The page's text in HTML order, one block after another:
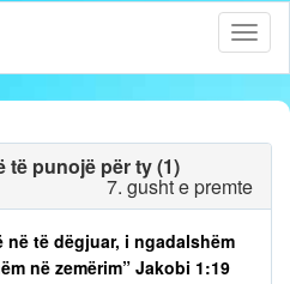
të punojë për ty (1)
7. gusht e premte
të dëgjuar, i ngadalshëm
në zemërim” Jakobi 1:19